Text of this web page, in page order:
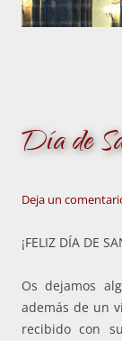
Día de
Deja un
¡FELIZ DÍA DE
Os dejamos
además de un
recibido con